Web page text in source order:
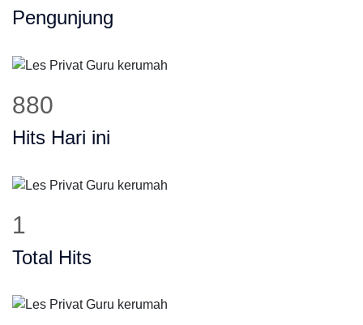
Pengunjung
880
Hits Hari ini
1
Total Hits